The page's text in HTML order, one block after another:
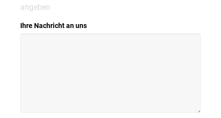
angeben
Ihre Nachricht an uns